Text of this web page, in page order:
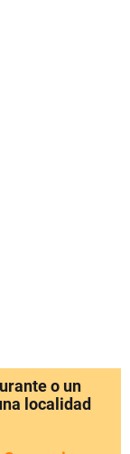
o un
localidad